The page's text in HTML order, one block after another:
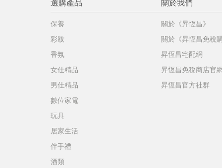
選購產品
保養
彩妝
香氛
女仕精品
男仕精品
數位家電
玩具
居家生活
伴手禮
酒類
關於我們
關於《昇恆昌》
關於《昇恆昌免稅
昇恆昌宅配網
昇恆昌免稅商店官
昇恆昌官方社群